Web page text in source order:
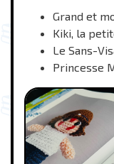
Grand et
Kiki, la
Le Sans-
Princesse